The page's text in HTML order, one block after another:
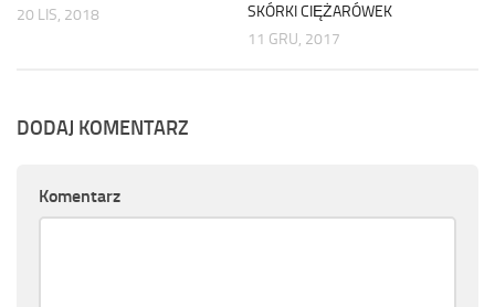
20 LIS, 2018
SKÓRKI CIĘŻARÓWEK
11 GRU, 2017
DODAJ KOMENTARZ
Komentarz